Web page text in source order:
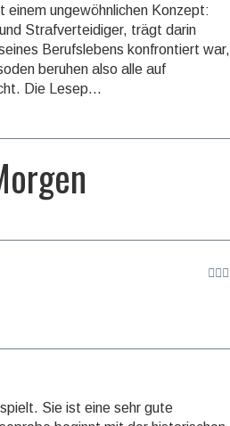
einem ungewöhnlichen Konzept:
Strafverteidiger, trägt darin
Berufslebens konfrontiert war,
beruhen also alle auf
Die Lesep...
Sie ist eine sehr gute